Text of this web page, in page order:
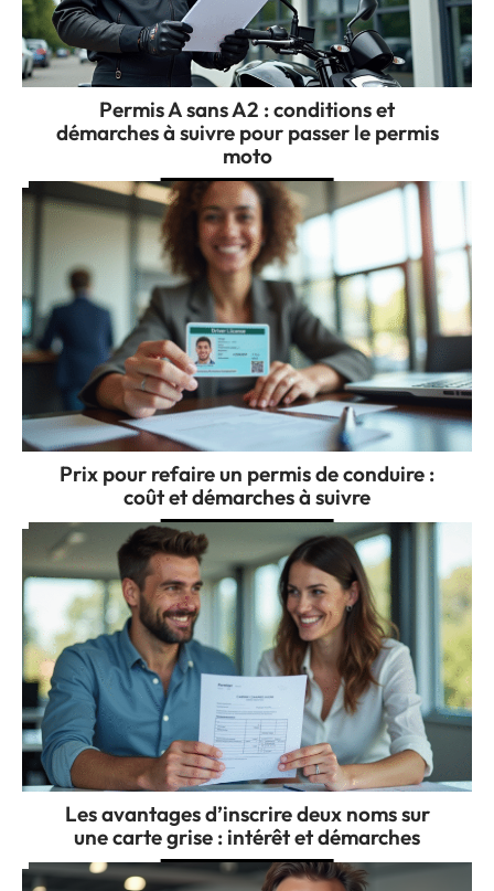
Permis A sans A2 : conditions et
démarches à suivre pour passer le permis
moto
Prix pour refaire un permis de conduire :
coût et démarches à suivre
Les avantages d’inscrire deux noms sur
une carte grise : intérêt et démarches